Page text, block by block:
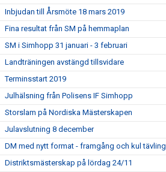
Inbjudan till Årsmöte 18 mars 2019
Fina resultat från SM på hemmaplan
SM i Simhopp 31 januari - 3 februari
Landträningen avstängd tillsvidare
Terminsstart 2019
Julhälsning från Polisens IF Simhopp
Storslam på Nordiska Mästerskapen
Julavslutning 8 december
DM med nytt format - framgång och kul tävling
Distriktsmästerskap på lördag 24/11